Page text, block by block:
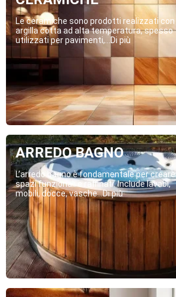
Le ceramiche sono prodotti realizzati con
argilla cotta ad alta temperatura, spesso
utilizzati per pavimenti,...Di più
ARREDO BAGNO
L’arredo bagno è fondamentale per creare
spazi funzionali e raffinati. Include lavabi,
mobili, docce, vasche...Di più